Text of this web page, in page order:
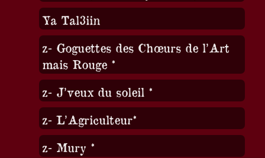
Ya Tal3iin
z- Goguettes des Chœurs de l’Art
mais Rouge *
z- J’veux du soleil *
z- L’Agriculteur*
z- Mury *